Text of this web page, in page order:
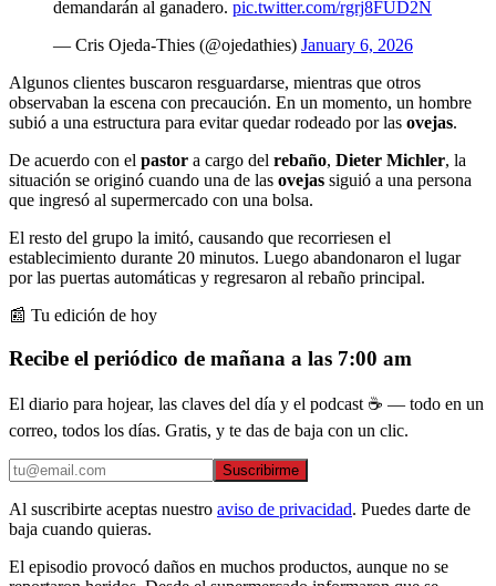
demandarán al ganadero. pic.twitter.com/rgrj8FUD2N
— Cris Ojeda-Thies (@ojedathies) January 6, 2026
Algunos clientes buscaron resguardarse, mientras que otros
observaban la escena con precaución. En un momento, un hombre
subió a una estructura para evitar quedar rodeado por las ovejas.
De acuerdo con el pastor a cargo del rebaño, Dieter Michler, la
situación se originó cuando una de las ovejas siguió a una persona
que ingresó al supermercado con una bolsa.
El resto del grupo la imitó, causando que recorriesen el
establecimiento durante 20 minutos. Luego abandonaron el lugar
por las puertas automáticas y regresaron al rebaño principal.
📰 Tu edición de hoy
Recibe el periódico de mañana a las 7:00 am
El diario para hojear, las claves del día y el podcast ☕ — todo en un
correo, todos los días. Gratis, y te das de baja con un clic.
Suscribirme
Al suscribirte aceptas nuestro aviso de privacidad. Puedes darte de
baja cuando quieras.
El episodio provocó daños en muchos productos, aunque no se